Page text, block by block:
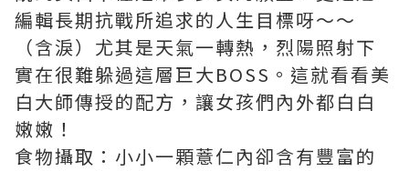
編輯長期抗戰所追求的人生目標呀～～
（含淚）尤其是天氣一轉熱，烈陽照射下
實在很難躲過這層巨大BOSS。這就看看美
白大師傳授的配方，讓女孩們內外都白白
嫩嫩！
食物攝取：小小一顆薏仁內卻含有豐富的